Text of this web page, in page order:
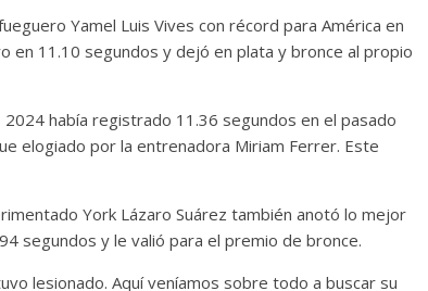
Yamel Luis Vives con récord para América en
11.10 segundos y dejó en plata y bronce al propio
había registrado 11.36 segundos en el pasado
elogiado por la entrenadora Miriam Ferrer. Este
York Lázaro Suárez también anotó lo mejor
segundos y le valió para el premio de bronce.
lesionado. Aquí veníamos sobre todo a buscar su
Cine macizo de